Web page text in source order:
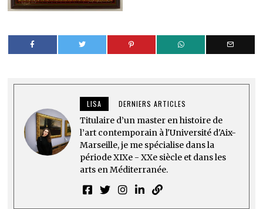
LISA DERNIERS ARTICLES
Titulaire d’un master en histoire de
l’art contemporain à l'Université d'Aix-
Marseille, je me spécialise dans la
période XIXe - XXe siècle et dans les
arts en Méditerranée.